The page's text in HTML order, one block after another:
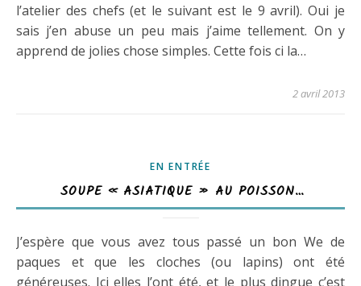
l’atelier des chefs (et le suivant est le 9 avril). Oui je
sais j’en abuse un peu mais j’aime tellement. On y
apprend de jolies chose simples. Cette fois ci la…
2 avril 2013
EN ENTRÉE
SOUPE « ASIATIQUE » AU POISSON…
J’espère que vous avez tous passé un bon We de
paques et que les cloches (ou lapins) ont été
généreuses. Ici elles l’ont été, et le plus dingue c’est